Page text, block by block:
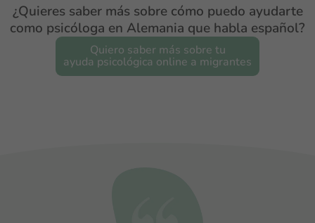
¿Quieres saber más sobre cómo puedo ayudarte
como psicóloga en Alemania que habla español?
Quiero saber más sobre tu
ayuda psicológica online a migrantes